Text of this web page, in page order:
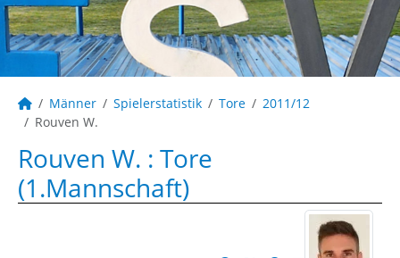
Männer Spielerstatistik Tore
2011/12
Rouven W.
Rouven W. : Tore
(1.Mannschaft)